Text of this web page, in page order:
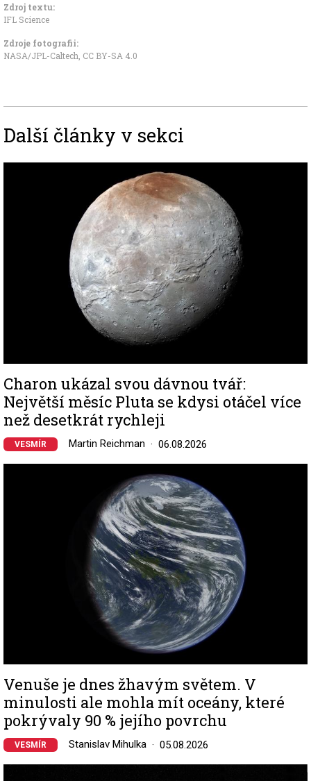
Zdroj textu:
IFL Science
Zdroje fotografii:
NASA/JPL-Caltech CC BY-SA 4.0
Další články v sekci
Charon ukázal svou dávnou tvář:
Největší měsíc Pluta se kdysi otáčel více
než desetkrát rychleji
VESMÍR Martin Reichman 06.08.2026
Venuše je dnes žhavým světem. V
minulosti ale mohla mít oceány, které
pokrývaly 90 % jejího povrchu
VESMÍR Stanislav Mihulka 05.08.2026